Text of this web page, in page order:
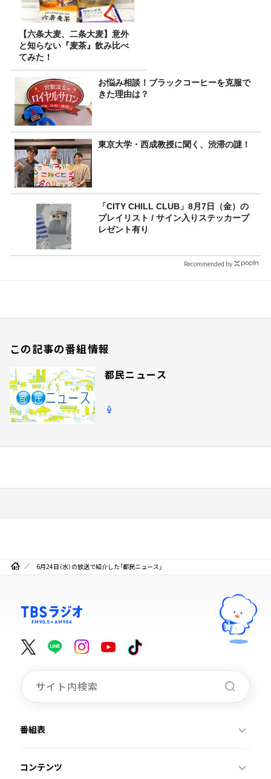
【六条大麦、二条大麦】意外
と知らない『麦茶』飲み比べ
てみた！
お悩み相談！ブラックコーヒーを克服で
きた理由は？
東京大学・西成教授に聞く、渋滞の謎！
「CITY CHILL CLUB」8月7日（金）の
プレイリスト / サイン入りステッカープ
レゼント有り
Recommended by
この記事の番組情報
都民ニュース
6月24日（水）の放送で紹介した「都民ニュース」
番組表
コンテンツ